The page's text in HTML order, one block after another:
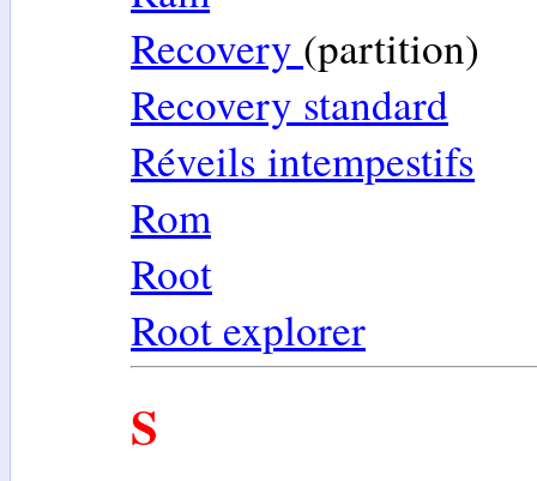
Recovery (partition)
Recovery standard
Réveils intempestifs
Rom
Root
Root explorer
S